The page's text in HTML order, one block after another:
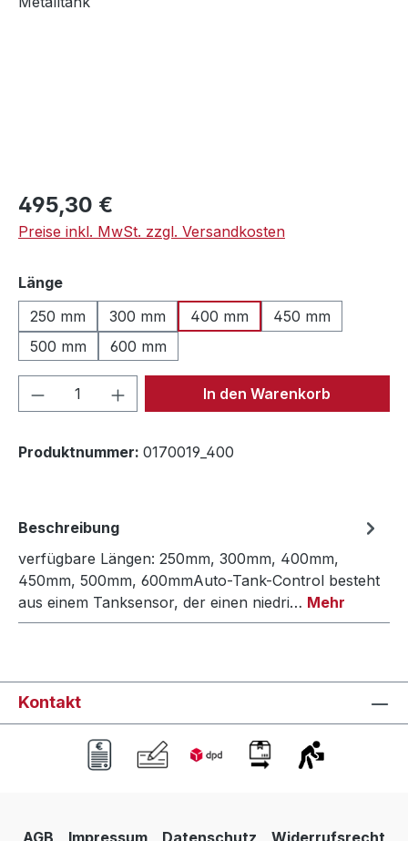
Regulärer Preis:
495,30 €
Preise inkl. MwSt. zzgl. Versandkosten
Längeauswählen
250 mm
300 mm 400 mm
450 mm
500 mm
600 mm
Produkt Anzahl: Gib denIn den Warenkorb
Produktnummer: 0170019_400
Beschreibung
verfügbare Längen: 250mm, 300mm, 400mm,
450mm, 500mm, 600mmAuto-Tank-Control besteht
aus einem Tanksensor, der einen niedri… Mehr
Kontakt